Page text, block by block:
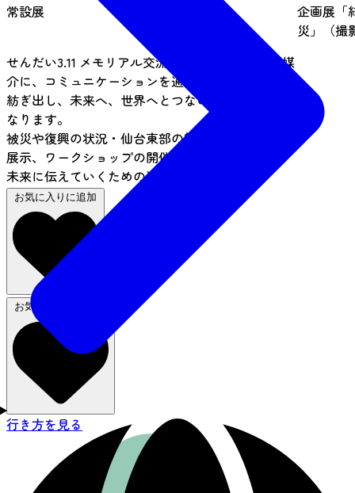
常設展
企画展「
災」（撮
せんだい3.11 メモリアル交流館は、記憶と経験を媒
介に、コミュニケーションを通じて知恵と教訓を
紡ぎ出し、未来へ、世界へとつないでいく拠点と
なります。
被災や復興の状況・仙台東部の魅力などに関する
展示、ワークショップの開催など、震災の記憶を
未来に伝えていくための活動が行われます
お気に入りに追加
お気に入りから削除
行き方を見る